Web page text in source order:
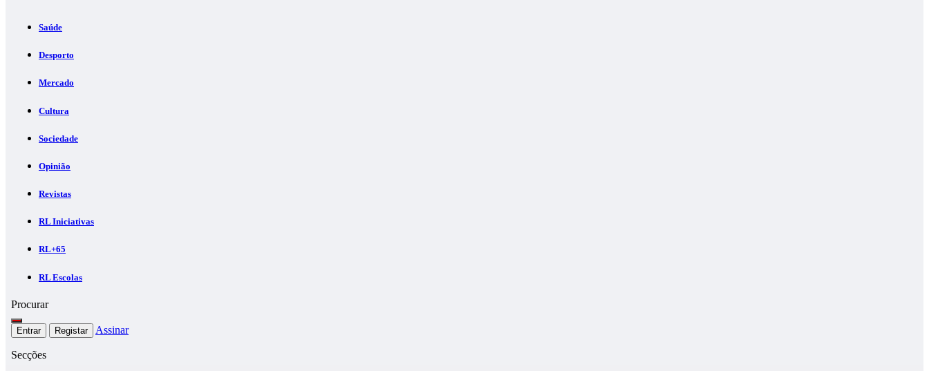
Saúde
Desporto
Mercado
Cultura
Sociedade
Opinião
Revistas
RL Iniciativas
RL+65
RL Escolas
Procurar
Entrar Registar Assinar
Secções